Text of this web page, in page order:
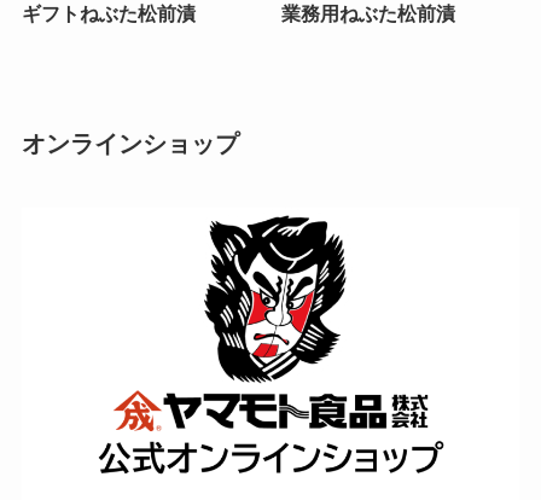
ギフトねぶた松前漬 業務用ねぶた松前漬
オンラインショップ